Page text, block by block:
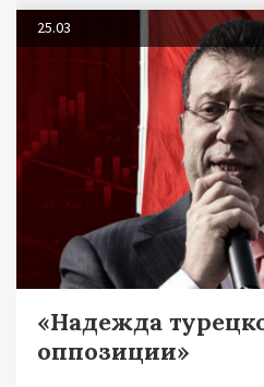
25.03
«Надежда
оппозиции»